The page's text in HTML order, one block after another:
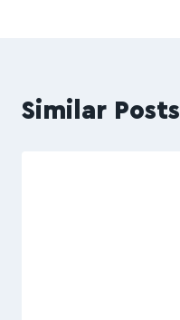
Similar Posts